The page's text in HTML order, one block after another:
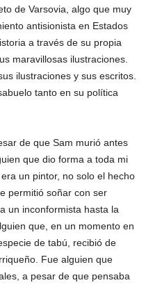
de Varsovia, algo que muy
antisionista en Estados
a través de su propia
maravillosas ilustraciones.
ilustraciones y sus escritos.
tanto en su política
de que Sam murió antes
que dio forma a toda mi
un pintor, no solo el hecho
permitió soñar con ser
un inconformista hasta la
que, en un momento en
de tabú, recibió de
Fue alguien que
a pesar de que pensaba